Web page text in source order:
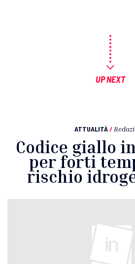
UP NEXT
ATTUALITÀ/
Codice giallo
per forti
rischio